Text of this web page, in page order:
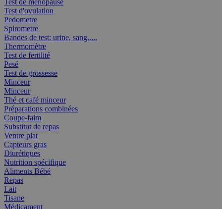
Test de ménopause
Test d'ovulation
Pedometre
Spirometre
Bandes de test: urine, sang,....
Thermomètre
Test de fertilité
Pesé
Test de grossesse
Minceur
Minceur
Thé et café minceur
Préparations combinées
Coupe-faim
Substitut de repas
Ventre plat
Capteurs gras
Diurétiques
Nutrition spécifique
Aliments Bébé
Repas
Lait
Tisane
Médicament